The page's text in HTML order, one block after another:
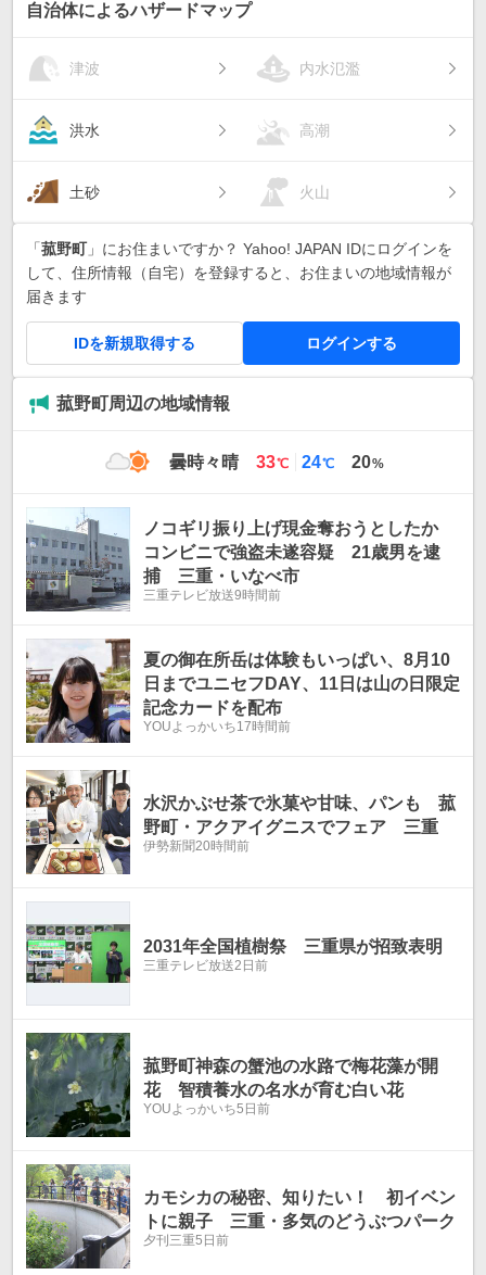
自治体によるハザードマップ
津波 内水氾濫
洪水 高潮
土砂 火山
「菰野町」にお住まいですか？ Yahoo! JAPAN IDにログインを
して、住所情報（自宅）を登録すると、お住まいの地域情報が
届きます
IDを新規取得する ログインする
菰野町周辺の地域情報
曇時々晴
最
温
33℃
最
温
24℃ 20%
ノコギリ振り上げ現金奪おうとしたか
コンビニで強盗未遂容疑 21歳男を逮
捕 三重・いなべ市
三重テレビ放送9時間前
夏の御在所岳は体験もいっぱい、8月10
日までユニセフDAY、11日は山の日限定
記念カードを配布
YOUよっかいち17時間前
水沢かぶせ茶で氷菓や甘味、パンも 菰
野町・アクアイグニスでフェア 三重
伊勢新聞20時間前
2031年全国植樹祭 三重県が招致表明
三重テレビ放送2日前
菰野町神森の蟹池の水路で梅花藻が開
花 智積養水の名水が育む白い花
YOUよっかいち5日前
カモシカの秘密、知りたい！ 初イベン
トに親子 三重・多気のどうぶつパーク
夕刊三重5日前